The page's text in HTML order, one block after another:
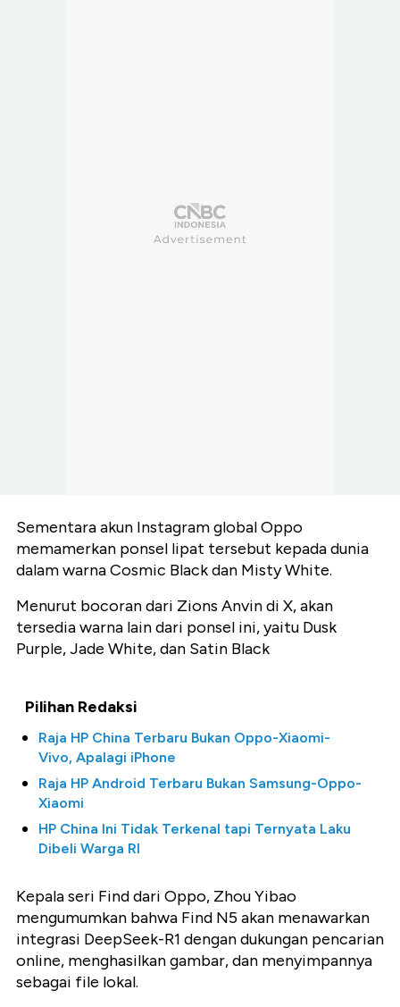
Sementara akun Instagram global Oppo
memamerkan ponsel lipat tersebut kepada dunia
dalam warna Cosmic Black dan Misty White.
Menurut bocoran dari Zions Anvin di X, akan
tersedia warna lain dari ponsel ini, yaitu Dusk
Purple, Jade White, dan Satin Black
Pilihan Redaksi
Raja HP China Terbaru Bukan Oppo-Xiaomi-
Vivo, Apalagi iPhone
Raja HP Android Terbaru Bukan Samsung-Oppo-
Xiaomi
HP China Ini Tidak Terkenal tapi Ternyata Laku
Dibeli Warga RI
Kepala seri Find dari Oppo, Zhou Yibao
mengumumkan bahwa Find N5 akan menawarkan
integrasi DeepSeek-R1 dengan dukungan pencarian
online, menghasilkan gambar, dan menyimpannya
sebagai file lokal.